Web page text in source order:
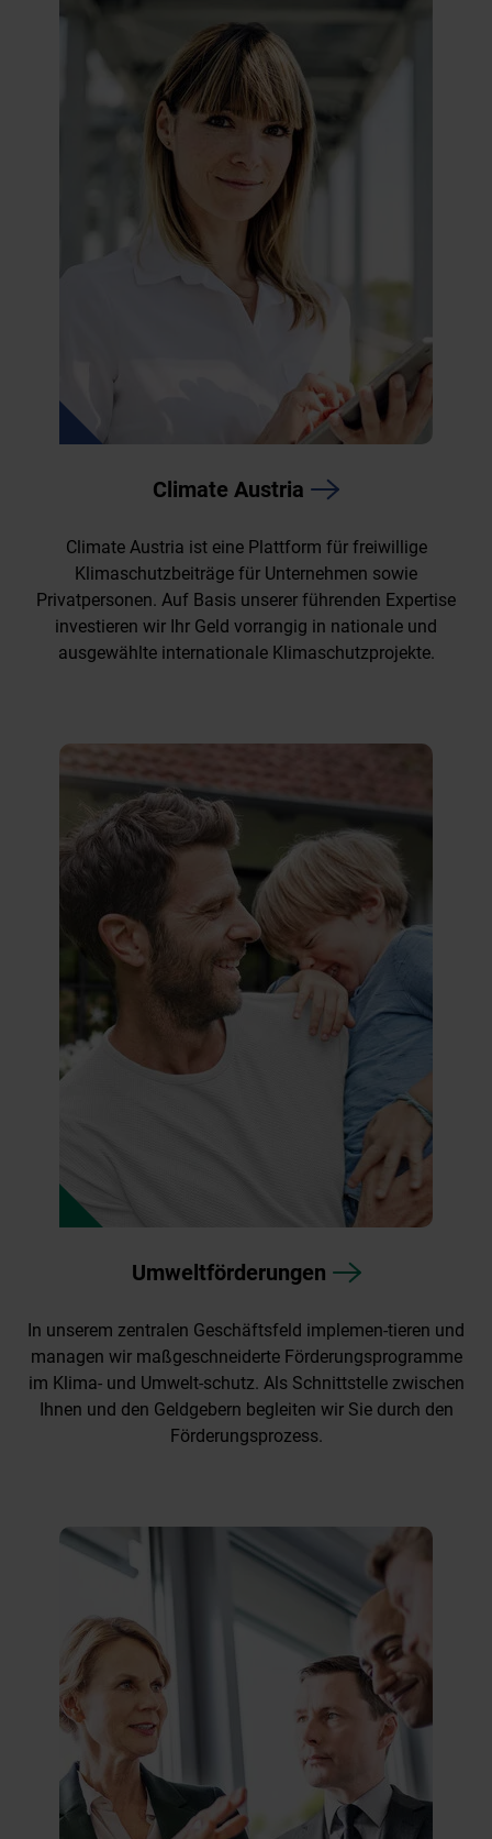
Climate Austria
Climate Austria ist eine Plattform für freiwillige
Klimaschutzbeiträge für Unternehmen sowie
Privatpersonen. Auf Basis unserer führenden Expertise
investieren wir Ihr Geld vorrangig in nationale und
ausgewählte internationale Klimaschutzprojekte.
Umweltförderungen
In unserem zentralen Geschäftsfeld implemen-tieren und
managen wir maßgeschneiderte Förderungsprogramme
im Klima- und Umwelt-schutz. Als Schnittstelle zwischen
Ihnen und den Geldgebern begleiten wir Sie durch den
Förderungsprozess.